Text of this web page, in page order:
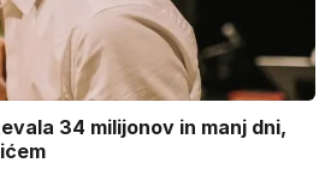
34 milijonov in manj dni,